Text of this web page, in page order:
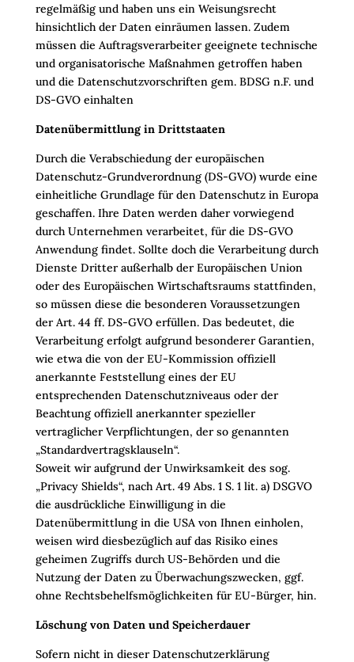
regelmäßig und haben uns ein Weisungsrecht
hinsichtlich der Daten einräumen lassen. Zudem
müssen die Auftragsverarbeiter geeignete technische
und organisatorische Maßnahmen getroffen haben
und die Datenschutzvorschriften gem. BDSG n.F. und
DS-GVO einhalten
Datenübermittlung in Drittstaaten
Durch die Verabschiedung der europäischen
Datenschutz-Grundverordnung (DS-GVO) wurde eine
einheitliche Grundlage für den Datenschutz in Europa
geschaffen. Ihre Daten werden daher vorwiegend
durch Unternehmen verarbeitet, für die DS-GVO
Anwendung findet. Sollte doch die Verarbeitung durch
Dienste Dritter außerhalb der Europäischen Union
oder des Europäischen Wirtschaftsraums stattfinden,
so müssen diese die besonderen Voraussetzungen
der Art. 44 ff. DS-GVO erfüllen. Das bedeutet, die
Verarbeitung erfolgt aufgrund besonderer Garantien,
wie etwa die von der EU-Kommission offiziell
anerkannte Feststellung eines der EU
entsprechenden Datenschutzniveaus oder der
Beachtung offiziell anerkannter spezieller
vertraglicher Verpflichtungen, der so genannten
„Standardvertragsklauseln“.
Soweit wir aufgrund der Unwirksamkeit des sog.
„Privacy Shields“, nach Art. 49 Abs. 1 S. 1 lit. a) DSGVO
die ausdrückliche Einwilligung in die
Datenübermittlung in die USA von Ihnen einholen,
weisen wird diesbezüglich auf das Risiko eines
geheimen Zugriffs durch US-Behörden und die
Nutzung der Daten zu Überwachungszwecken, ggf.
ohne Rechtsbehelfsmöglichkeiten für EU-Bürger, hin.
Löschung von Daten und Speicherdauer
Sofern nicht in dieser Datenschutzerklärung